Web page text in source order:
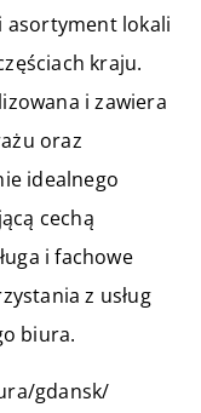
asortyment lokali
kraju.
i zawiera
oraz
idealnego
cechą
i fachowe
z usług
biura.
gdansk/